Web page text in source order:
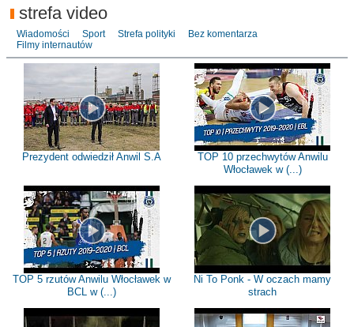
strefa video
Wiadomości Sport Strefa polityki
Bez komentarza
Filmy internautów
Prezydent odwiedził Anwil S.A
TOP 10 przechwytów Anwilu
Włocławek w (...)
TOP 5 rzutów Anwilu Włocławek w
BCL w (...)
Ni To Ponk - W oczach mamy
strach